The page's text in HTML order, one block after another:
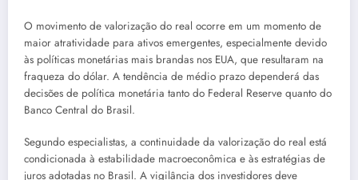
O movimento de valorização do real ocorre em um momento de
maior atratividade para ativos emergentes, especialmente devido
às políticas monetárias mais brandas nos EUA, que resultaram na
fraqueza do dólar. A tendência de médio prazo dependerá das
decisões de política monetária tanto do Federal Reserve quanto do
Banco Central do Brasil.
Segundo especialistas, a continuidade da valorização do real está
condicionada à estabilidade macroeconômica e às estratégias de
juros adotadas no Brasil. A vigilância dos investidores deve